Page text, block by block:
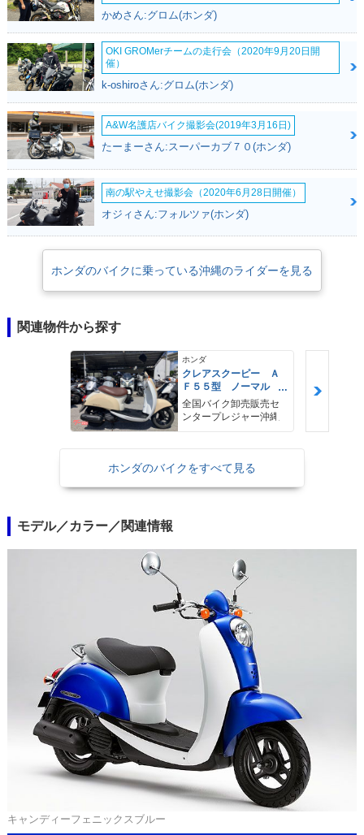
かめさん:グロム(ホンダ)
OKI GROMerチームの走行会（2020年9月20日開
催）
k-oshiroさん:グロム(ホンダ)
A&W名護店バイク撮影会(2019年3月16日)
たーまーさん:スーパーカブ７０(ホンダ)
南の駅やえせ撮影会（2020年6月28日開催）
オジィさん:フォルツァ(ホンダ)
ホンダのバイクに乗っている沖縄のライダーを見る
関連物件から探す
ホンダ
クレアスクーピー Ａ
Ｆ５５型 ノーマル
整備 保証 自賠責保
険
全国バイク卸売販売セ
ンタープレジャー沖縄
ホンダのバイクをすべて見る
モデル／カラー／関連情報
キャンディーフェニックスブルー